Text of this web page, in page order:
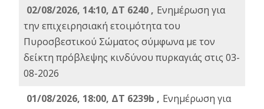
02/08/2026, 14:10, ΔΤ 6240 , Ενημέρωση για
την επιχειρησιακή ετοιμότητα του
Πυροσβεστικού Σώματος σύμφωνα με τον
δείκτη πρόβλεψης κινδύνου πυρκαγιάς στις 03-
08-2026
01/08/2026, 18:00, ΔΤ 6239b , Ενημέρωση για